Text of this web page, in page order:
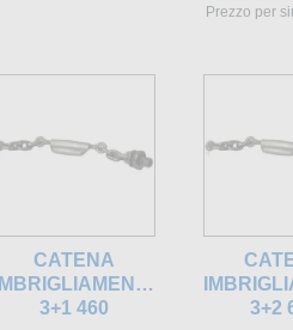
Prezzo per
CATENA
IMBRIGLIAMENTO
3+1 460
3+2